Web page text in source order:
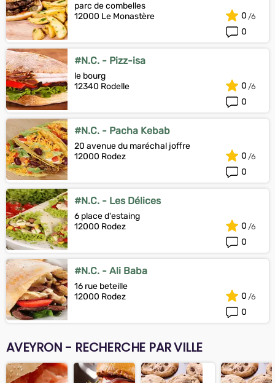
parc de combelles
12000 Le Monastère
0
0
#N.C. - Pizz-isa
le bourg
12340 Rodelle
0
0
#N.C. - Pacha Kebab
20 avenue du maréchal joffre
12000 Rodez
0
0
#N.C. - Les Délices
6 place d'estaing
12000 Rodez
0
0
#N.C. - Ali Baba
16 rue beteille
12000 Rodez
0
0
AVEYRON - RECHERCHE PAR VILLE